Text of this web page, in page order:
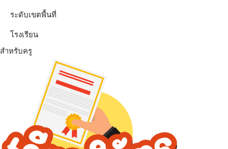
ระดับเขตพื้นที่
โรงเรียน
สำหรับครู